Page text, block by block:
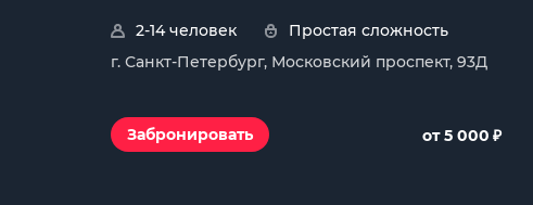
2-14 человек
Простая сложность
г. Санкт-Петербург, Московский проспект, 93Д
Забронировать от 5 000 ₽